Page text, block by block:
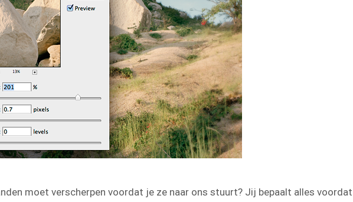
moet verscherpen voordat je ze naar ons stuurt? Jij bepaalt alles voordat